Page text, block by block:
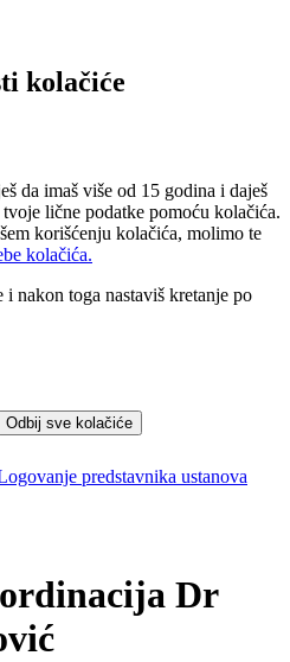
kolačiće
da imaš više od 15 godina i daješ
lične podatke pomoću kolačića.
korišćenju kolačića, molimo te
kolačića.
nakon toga nastaviš kretanje po
Odbij sve kolačiće
predstavnika ustanova
Dr